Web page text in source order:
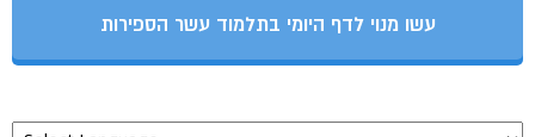
עשו מנוי לדף היומי בתלמוד עשר הספירות